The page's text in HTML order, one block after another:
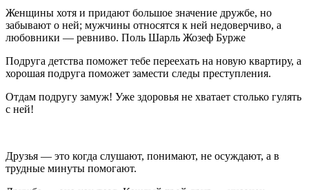
Женщины хотя и придают большое значение дружбе, но
забывают о ней; мужчины относятся к ней недоверчиво, а
любовники — ревниво. Поль Шарль Жозеф Бурже
Подруга детства поможет тебе переехать на новую квартиру, а
хорошая подруга поможет замести следы преступления.
Отдам подругу замуж! Уже здоровья не хватает столько гулять
с ней!
Друзья — это когда слушают, понимают, не осуждают, а в
трудные минуты помогают.